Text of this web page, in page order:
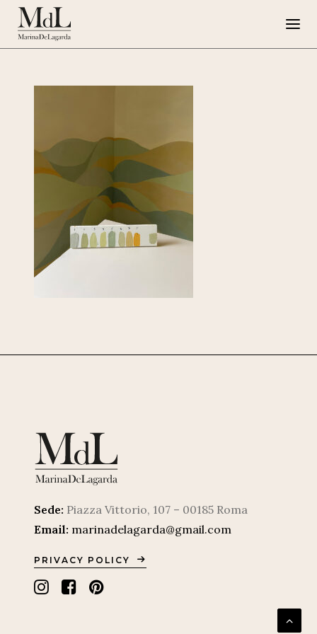
Progetti speciali
Opere su Tela
Press
G108
EN
Sede: Piazza Vittorio, 107 – 00185 Roma
Email: marinadelagarda@gmail.com
PRIVACY POLICY